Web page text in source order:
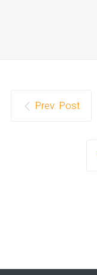
Prev. Post